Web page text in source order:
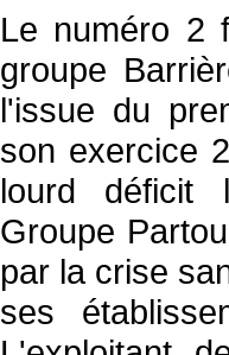
Le numéro 2
groupe
l'issue du
son exercice
lourd déficit
Groupe
par la crise
ses